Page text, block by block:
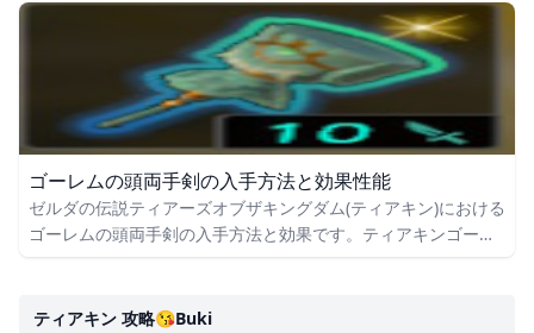
ています。
ゴーレムの頭両手剣の入手方法と効果性能
ゼルダの伝説ティアーズオブザキングダム(ティアキン)における
ゴーレムの頭両手剣の入手方法と効果です。ティアキンゴーレ
ティアキン 攻略😘buki